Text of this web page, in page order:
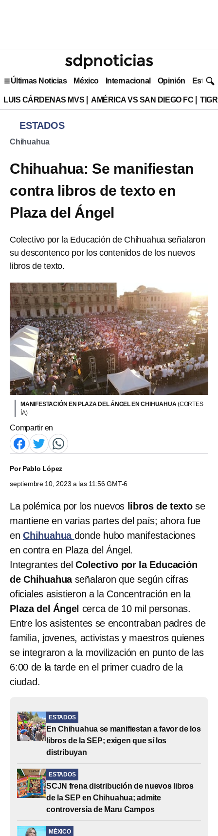
Últimas Noticias México Internacional Opinión Estilo
LUIS CÁRDENAS MVS AMÉRICA VS SAN DIEGO FC
ESTADOS
Chihuahua
Chihuahua: Se manifiestan
contra libros de texto en
Plaza del Ángel
Colectivo por la Educación de Chihuahua señalaron
su descontenco por los contenidos de los nuevos
libros de texto.
MANIFESTACIÓN EN PLAZA DEL ÁNGEL EN CHIHUAHUA(CORTES
ÍA)
Compartir en
PorPablo López
septiembre 10, 2023 a las 11:56 GMT-6
La polémica por los nuevos libros de textose
mantiene en varias partes del país; ahora fue
en Chihuahua donde hubo manifestaciones
en contra en Plaza del Ángel.
Integrantes del Colectivo por la Educación
de Chihuahuaseñalaron que según cifras
oficiales asistieron a la Concentración en la
Plaza del Ángel cerca de 10 mil personas.
Entre los asistentes se encontraban padres de
familia, jovenes, activistas y maestros quienes
se integraron a la movilización en punto de las
6:00 de la tarde en el primer cuadro de la
ciudad.
ESTADOS
En Chihuahua se manifiestan a favor de los
libros de la SEP; exigen que sí los
distribuyan
ESTADOS
SCJN frena distribución de nuevos libros
de la SEP en Chihuahua; admite
controversia de Maru Campos
MÉXICO